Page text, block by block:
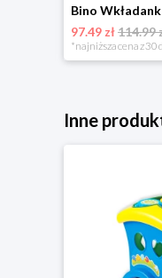
97.49 zł114.99
*najniższa cena z 30
Inne